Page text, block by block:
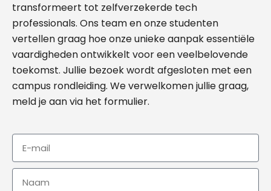
transformeert tot zelfverzekerde tech
professionals. Ons team en onze studenten
vertellen graag hoe onze unieke aanpak essentiële
vaardigheden ontwikkelt voor een veelbelovende
toekomst. Jullie bezoek wordt afgesloten met een
campus rondleiding. We verwelkomen jullie graag,
meld je aan via het formulier.